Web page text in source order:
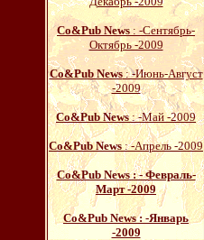
Со&Pub News: -Сентябрь-
Октябрь -2009
Со&Pub News: -Июнь-Август
-2009
Со&Pub News: -Май -2009
Со&Pub News: -Апрель -2009
Со&Pub News : - Февраль-
Март -2009
Со&Pub News: -Январь
-2009